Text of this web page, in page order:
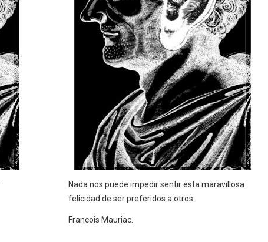
Nada nos puede impedir sentir esta maravillosa
felicidad de ser preferidos a otros.
Francois Mauriac.